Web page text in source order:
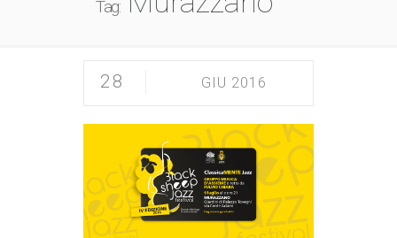
Tag:
28 GIU 2016